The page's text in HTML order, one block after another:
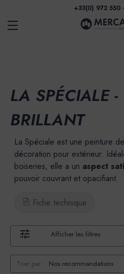
+33(0) 972 550
LA SPÉCIALE
BRILLANT
La Spéciale est une peinture
décoration pour extérieur.
boiseries, elle a un aspect
pouvoir couvrant et opacifiant.
Fiche technique
Afficher les filtres
Trier par :